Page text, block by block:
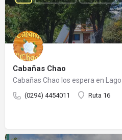
Cabañas Chao
(0294) 4454011 Ruta 16